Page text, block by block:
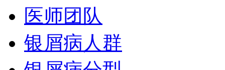
医师团队
银屑病人群